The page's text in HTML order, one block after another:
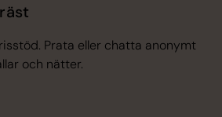
Prata eller chatta anonymt
och nätter.